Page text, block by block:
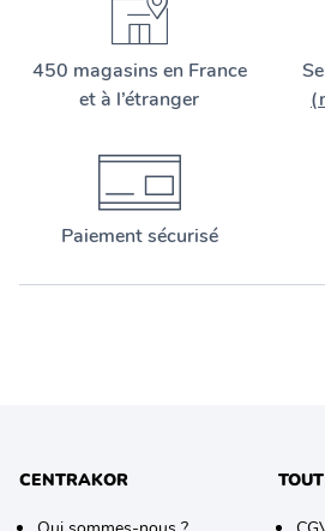
450 magasins en France
et à l’étranger
Paiement sécurisé
CENTRAKOR